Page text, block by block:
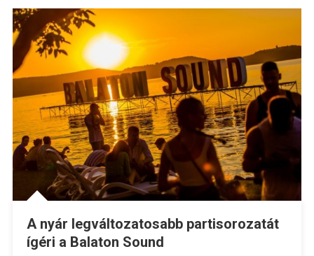
A nyár legváltozatosabb partisorozatát
ígéri a Balaton Sound